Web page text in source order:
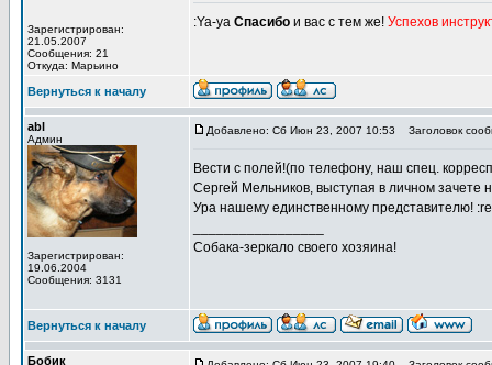
Зарегистрирован:
21.05.2007
Сообщения: 21
Откуда: Марьино
:Ya-ya Спасибо и вас с тем же! Успехов
Вернуться к началу
abl
Админ
Зарегистрирован:
19.06.2004
Сообщения: 3131
Добавлено: Сб Июн 23, 2007 10:53 Заголовок
Вести с полей!(по телефону, наш спец.
Сергей Мельников, выступая в личном
Ура нашему единственному представителю!
Собака-зеркало своего хозяина!
Вернуться к началу
Бобик